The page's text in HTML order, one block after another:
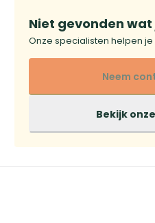
Niet gevonden wat
Onze specialisten helpen
Neem
Bekijk